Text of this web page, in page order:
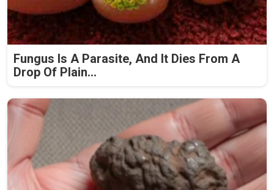
Fungus Is A Parasite, And It Dies From A
Drop Of Plain...